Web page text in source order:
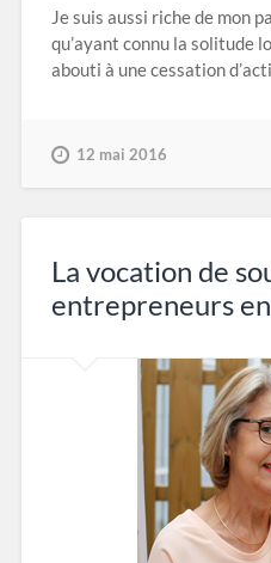
Je suis aussi riche de mon
qu’ayant connu la solitude
abouti à une cessation
12 mai 2016
La vocation de
entrepreneurs